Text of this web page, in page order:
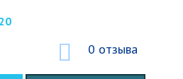
0 отзыва